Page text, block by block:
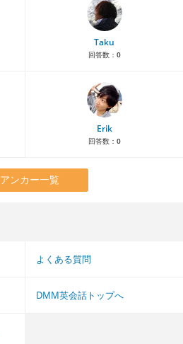
Taku
回答数： 0
Erik
回答数： 0
アンカー一覧
よくある質問
DMM英会話トップへ